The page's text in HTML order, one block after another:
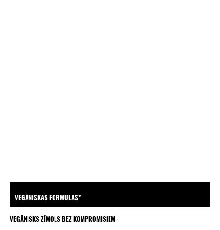
VEGĀNISKAS FORMULAS*
VEGĀNISKS ZĪMOLS BEZ KOMPROMISIEM